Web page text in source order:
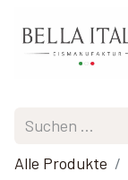
Alle Produkte